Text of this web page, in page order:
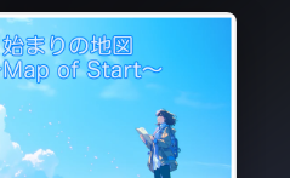
りの地図 ～Map of Start～